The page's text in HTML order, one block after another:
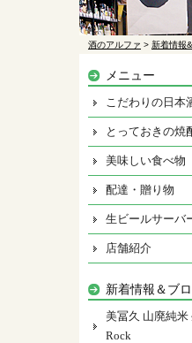
酒のアルファ > 新着情報
メニュー
こだわりの日本
とっておきの焼
美味しい食べ物
配達・贈り物
生ビールサーバ
店舗紹介
新着情報＆ブ
美冨久 山廃純米
Rock